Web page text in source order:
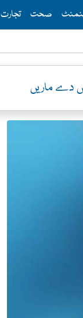
صحت تجارت
دے ماریں